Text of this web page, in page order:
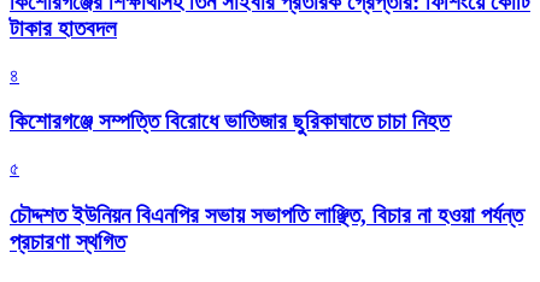
টাকার হাতবদল
৪
কিশোরগঞ্জে সম্পত্তি বিরোধে ভাতিজার ছুরিকাঘাতে চাচা নিহত
৫
চৌদ্দশত ইউনিয়ন বিএনপির সভায় সভাপতি লাঞ্ছিত, বিচার না হওয়া পর্যন্ত
প্রচারণা স্থগিত